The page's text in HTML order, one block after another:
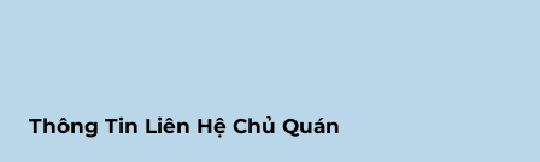
Thông Tin Liên Hệ Chủ Quán